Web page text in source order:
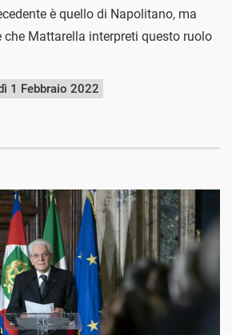
è quello di Napolitano, ma
che Mattarella interpreti questo ruolo
1 Febbraio 2022